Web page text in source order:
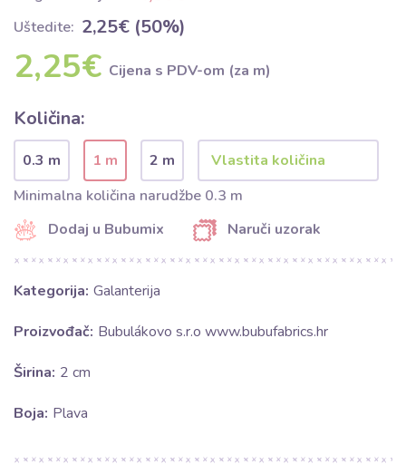
Uštedite: 2,25€ (50%)
2,25€ Cijena s PDV-om (za m)
Količina:
0.3 m 1 m
2 m
Minimalna količina narudžbe 0.3 m
Dodaj u Bubumix
Naruči uzorak
Kategorija: Galanterija
Proizvođač: Bubulákovo s.r.o www.bubufabrics.hr
Širina: 2 cm
Boja: Plava